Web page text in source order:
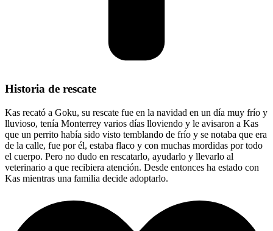
Historia de rescate
Kas recató a Goku, su rescate fue en la navidad en un día muy frío y
lluvioso, tenía Monterrey varios días lloviendo y le avisaron a Kas
que un perrito había sido visto temblando de frío y se notaba que era
de la calle, fue por él, estaba flaco y con muchas mordidas por todo
el cuerpo. Pero no dudo en rescatarlo, ayudarlo y llevarlo al
veterinario a que recibiera atención. Desde entonces ha estado con
Kas mientras una familia decide adoptarlo.